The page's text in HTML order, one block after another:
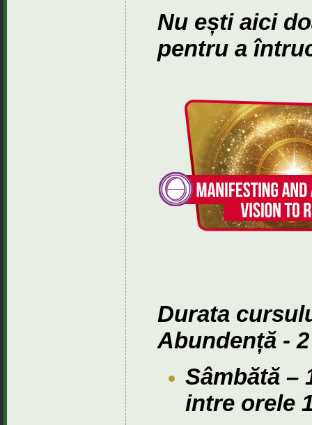
Nu ești aici
pentru a
Durata
Abundență -
Sâmbătă –
intre orele